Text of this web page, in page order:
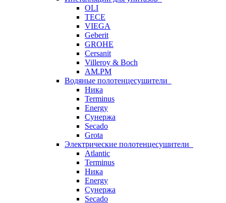
OLI
TECE
VIEGA
Geberit
GROHE
Cersanit
Villeroy & Boch
AM.PM
Водяные полотенцесушители
Ника
Terminus
Energy
Сунержа
Secado
Grota
Электрические полотенцесушители
Atlantic
Terminus
Ника
Energy
Сунержа
Secado